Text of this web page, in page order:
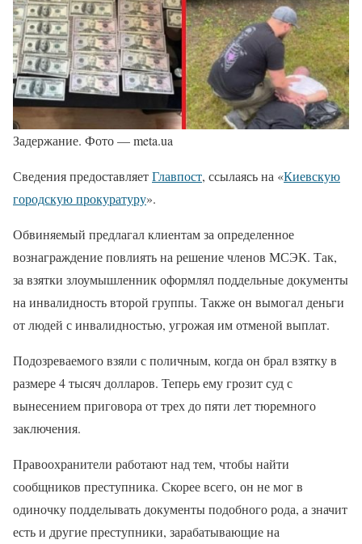
Задержание. Фото — meta.ua
Сведения предоставляетГлавпост, ссылаясь на «Киевскую
городскую прокуратуру».
Обвиняемый предлагал клиентам за определенное
вознаграждение повлиять на решение членов МСЭК. Так,
за взятки злоумышленник оформлял поддельные документы
на инвалидность второй группы. Также он вымогал деньги
от людей с инвалидностью, угрожая им отменой выплат.
Подозреваемого взяли с поличным, когда он брал взятку в
размере 4 тысяч долларов. Теперь ему грозит суд с
вынесением приговора от трех до пяти лет тюремного
заключения.
Правоохранители работают над тем, чтобы найти
сообщников преступника. Скорее всего, он не мог в
одиночку подделывать документы подобного рода, а значит
есть и другие преступники, зарабатывающие на